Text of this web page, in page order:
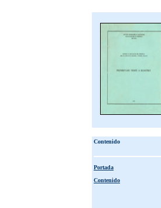
Contenido
Portada
Contenido